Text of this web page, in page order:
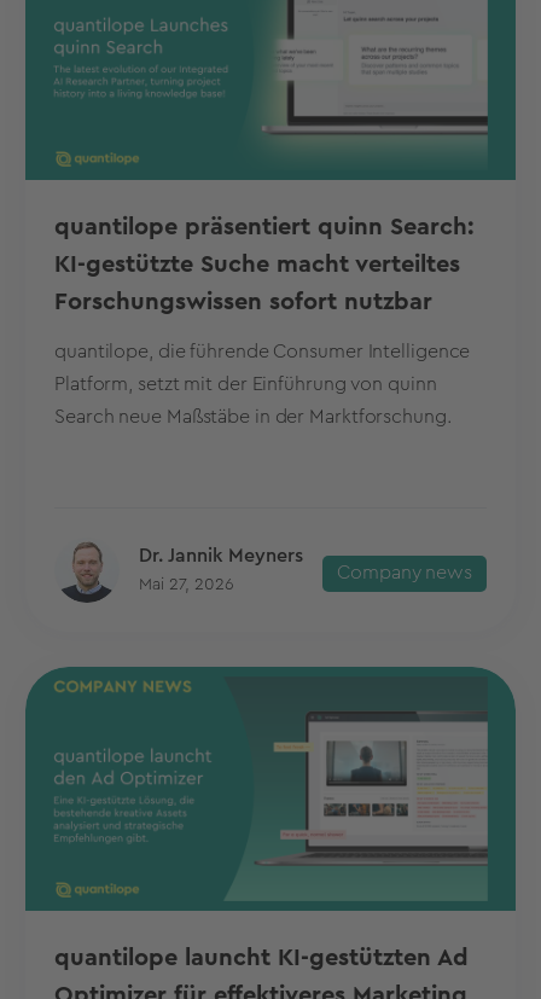
quantilope präsentiert quinn Search:
KI-gestützte Suche macht verteiltes
Forschungswissen sofort nutzbar
quantilope, die führende Consumer Intelligence
Platform, setzt mit der Einführung von quinn
Search neue Maßstäbe in der Marktforschung.
Dr. Jannik Meyners
Mai 27, 2026
Company news
quantilope launcht KI-gestützten Ad